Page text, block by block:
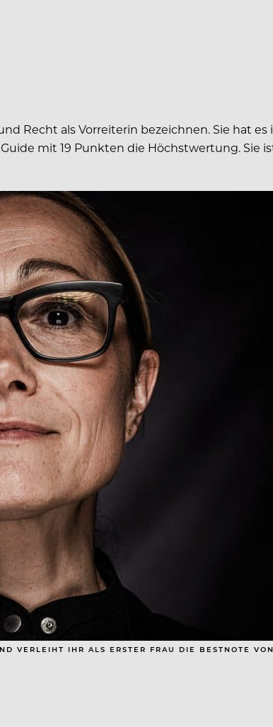
Recht als Vorreiterin bezeichnen. Sie hat
mit 19 Punkten die Höchstwertung. Sie
VERLEIHT IHR ALS ERSTER FRAU DIE BESTNOTE